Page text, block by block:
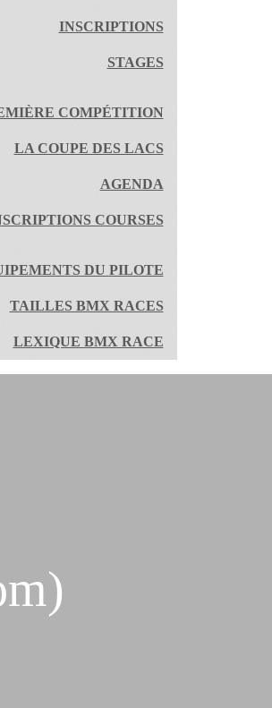
INSCRIPTIONS
STAGES
COMPÉTITION
LA COUPE DES LACS
AGENDA
COURSES
DU PILOTE
TAILLES BMX RACES
LEXIQUE BMX RACE